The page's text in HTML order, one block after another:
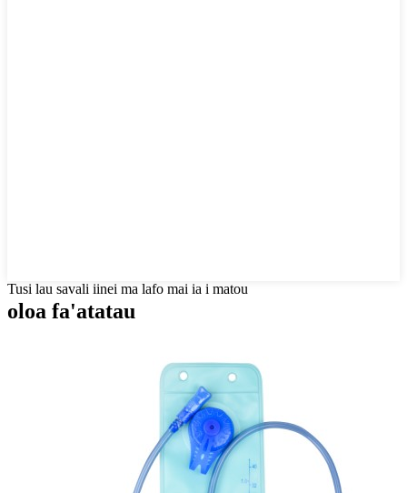
Tusi lau savali iinei ma lafo mai ia i matou
oloa fa'atatau